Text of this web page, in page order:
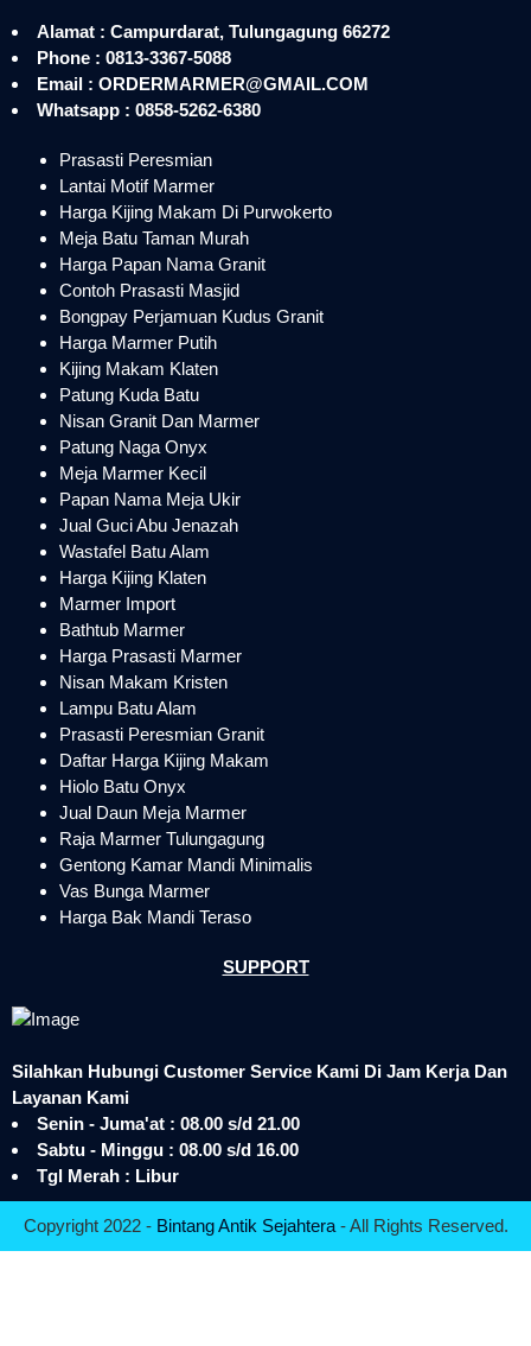
Alamat : Campurdarat, Tulungagung 66272
Phone : 0813-3367-5088
Email : ORDERMARMER@GMAIL.COM
Whatsapp : 0858-5262-6380
Prasasti Peresmian
Lantai Motif Marmer
Harga Kijing Makam Di Purwokerto
Meja Batu Taman Murah
Harga Papan Nama Granit
Contoh Prasasti Masjid
Bongpay Perjamuan Kudus Granit
Harga Marmer Putih
Kijing Makam Klaten
Patung Kuda Batu
Nisan Granit Dan Marmer
Patung Naga Onyx
Meja Marmer Kecil
Papan Nama Meja Ukir
Jual Guci Abu Jenazah
Wastafel Batu Alam
Harga Kijing Klaten
Marmer Import
Bathtub Marmer
Harga Prasasti Marmer
Nisan Makam Kristen
Lampu Batu Alam
Prasasti Peresmian Granit
Daftar Harga Kijing Makam
Hiolo Batu Onyx
Jual Daun Meja Marmer
Raja Marmer Tulungagung
Gentong Kamar Mandi Minimalis
Vas Bunga Marmer
Harga Bak Mandi Teraso
SUPPORT
Silahkan Hubungi Customer Service Kami Di Jam Kerja Dan
Layanan Kami
Senin - Juma'at : 08.00 s/d 21.00
Sabtu - Minggu : 08.00 s/d 16.00
Tgl Merah : Libur
Copyright 2022 - Bintang Antik Sejahtera- All Rights Reserved.